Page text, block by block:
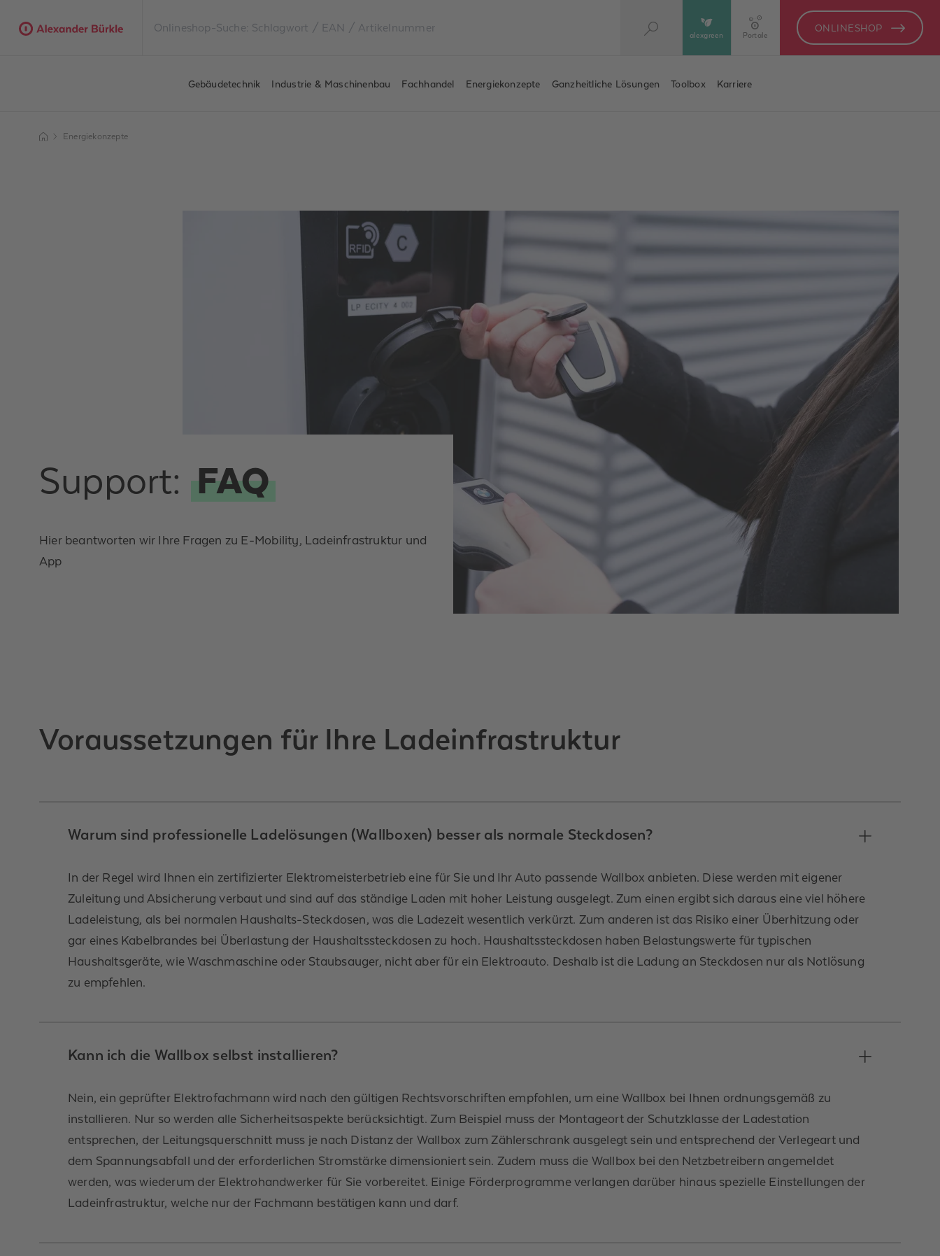
alexgreen Portale
ONLINESHOP
Gebäudetechnik Industrie & Maschinenbau Fachhandel Energiekonzepte Ganzheitliche Lösungen Toolbox Karriere
Energiekonzepte
Support: FAQ
Hier beantworten wir Ihre Fragen zu E-Mobility, Ladeinfrastruktur und
App
Voraussetzungen für Ihre Ladeinfrastruktur
Warum sind professionelle Ladelösungen (Wallboxen) besser als normale Steckdosen?
In der Regel wird Ihnen ein zertifizierter Elektromeisterbetrieb eine für Sie und Ihr Auto passende Wallbox anbieten. Diese werden mit eigener
Zuleitung und Absicherung verbaut und sind auf das ständige Laden mit hoher Leistung ausgelegt. Zum einen ergibt sich daraus eine viel höhere
Ladeleistung, als bei normalen Haushalts-Steckdosen, was die Ladezeit wesentlich verkürzt. Zum anderen ist das Risiko einer Überhitzung oder
gar eines Kabelbrandes bei Überlastung der Haushaltssteckdosen zu hoch. Haushaltssteckdosen haben Belastungswerte für typischen
Haushaltsgeräte, wie Waschmaschine oder Staubsauger, nicht aber für ein Elektroauto. Deshalb ist die Ladung an Steckdosen nur als Notlösung
zu empfehlen.
Kann ich die Wallbox selbst installieren?
Nein, ein geprüfter Elektrofachmann wird nach den gültigen Rechtsvorschriften empfohlen, um eine Wallbox bei Ihnen ordnungsgemäß zu
installieren. Nur so werden alle Sicherheitsaspekte berücksichtigt. Zum Beispiel muss der Montageort der Schutzklasse der Ladestation
entsprechen, der Leitungsquerschnitt muss je nach Distanz der Wallbox zum Zählerschrank ausgelegt sein und entsprechend der Verlegeart und
dem Spannungsabfall und der erforderlichen Stromstärke dimensioniert sein. Zudem muss die Wallbox bei den Netzbetreibern angemeldet
werden, was wiederum der Elektrohandwerker für Sie vorbereitet. Einige Förderprogramme verlangen darüber hinaus spezielle Einstellungen der
Ladeinfrastruktur, welche nur der Fachmann bestätigen kann und darf.